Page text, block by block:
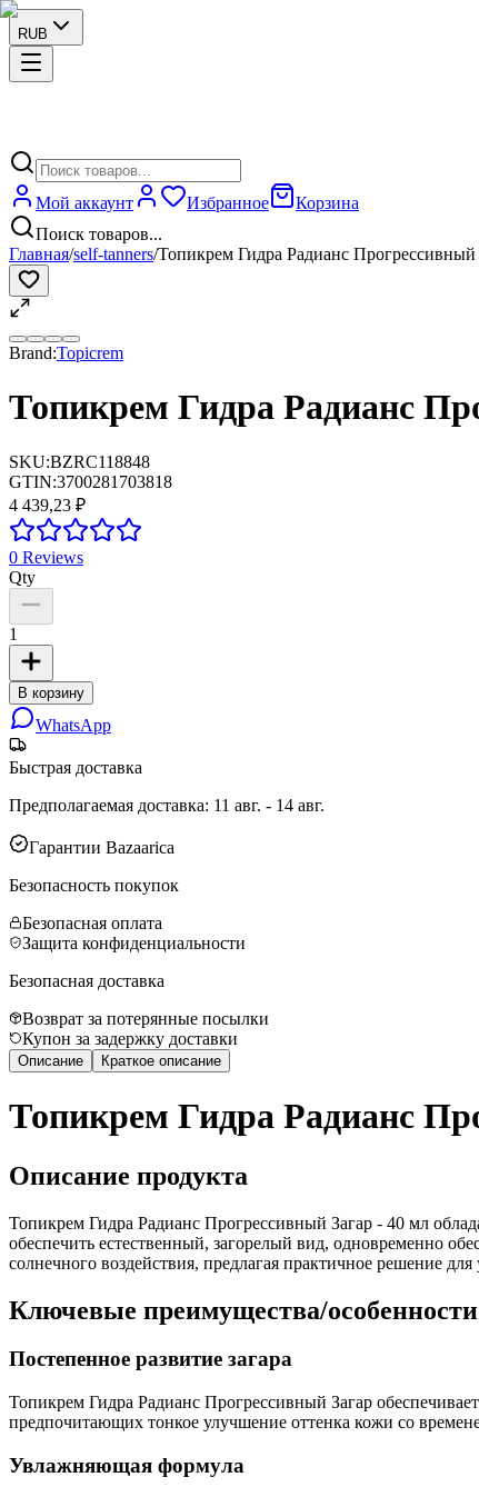
RUB
Мой аккаунт Избранное
Корзина
Поиск товаров...
Главная/self-tanners/Топикрем Гидра Радианс Прогрессивный
Brand:Topicrem
Топикрем Гидра Радианс
SKU:BZRC118848
GTIN:3700281703818
4 439,23 ₽
0 Reviews
Qty
1
В корзину
WhatsApp
Быстрая доставка
Предполагаемая доставка: 11 авг. - 14 авг.
Гарантии Bazaarica
Безопасность покупок
Безопасная оплата
Защита конфиденциальности
Безопасная доставка
Возврат за потерянные посылки
Купон за задержку доставки
Описание Краткое описание
Топикрем Гидра Радианс
Описание продукта
Топикрем Гидра Радианс Прогрессивный Загар - 40 мл
обеспечить естественный, загорелый вид, одновременно
солнечного воздействия, предлагая практичное решение
Ключевые преимущества/
Постепенное развитие загара
Топикрем Гидра Радианс Прогрессивный Загар
предпочитающих тонкое улучшение оттенка кожи со
Увлажняющая формула